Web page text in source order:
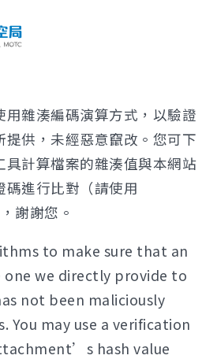
雜湊編碼演算方式，以驗證
提供，未經惡意竄改。您可下
具計算檔案的雜湊值與本網站
進行比對（請使用
謝謝您。
to make sure that an
we directly provide to
not been maliciously
You may use a verification
hash value